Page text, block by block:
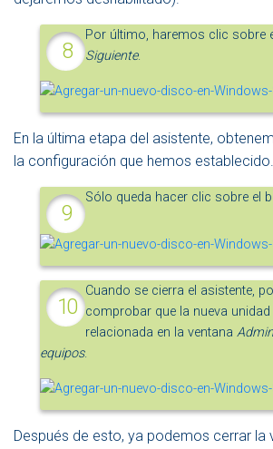
Por último, haremos clic sobre
Siguiente.
En la última etapa del asistente,
la configuración que hemos establecido.
Sólo queda hacer clic sobre el
Cuando se cierra el asistente,
comprobar que la nueva unidad
relacionada en la ventana
equipos.
Después de esto, ya podemos cerrar la